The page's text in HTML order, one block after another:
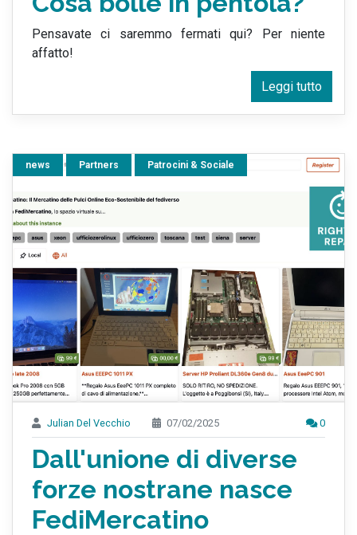
Pensavate ci saremmo fermati qui? Per niente
affatto!
Leggi tutto
news Partners Patrocini & Sociale
Julian Del Vecchio 07/02/2025 0
Dall'unione di diverse
forze nostrane nasce
FediMercatino